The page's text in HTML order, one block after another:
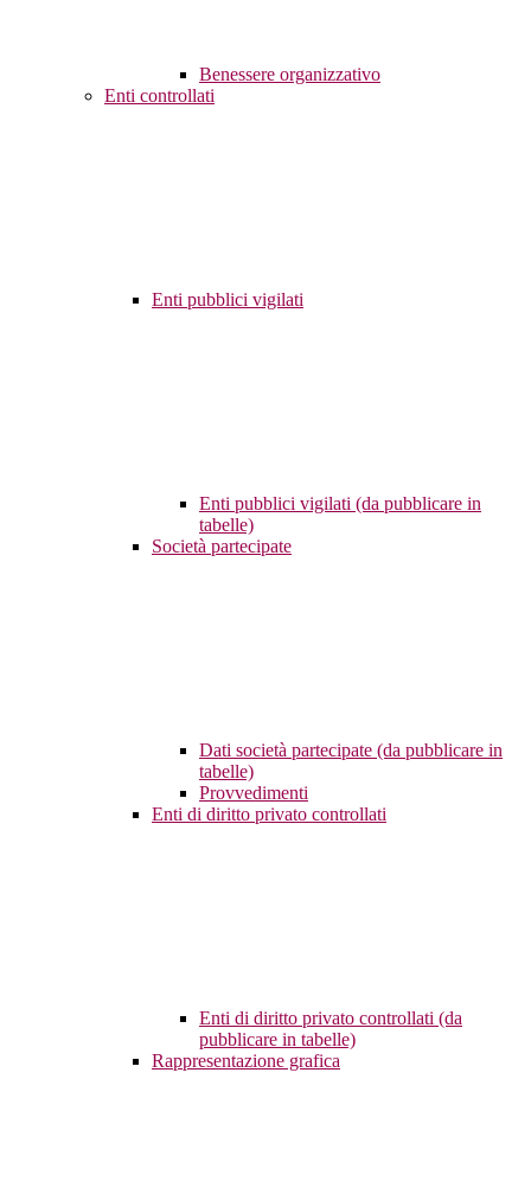
Benessere organizzativo
Enti controllati
Enti pubblici vigilati
Enti pubblici vigilati (da pubblicare in
tabelle)
Società partecipate
Dati società partecipate (da pubblicare in
tabelle)
Provvedimenti
Enti di diritto privato controllati
Enti di diritto privato controllati (da
pubblicare in tabelle)
Rappresentazione grafica